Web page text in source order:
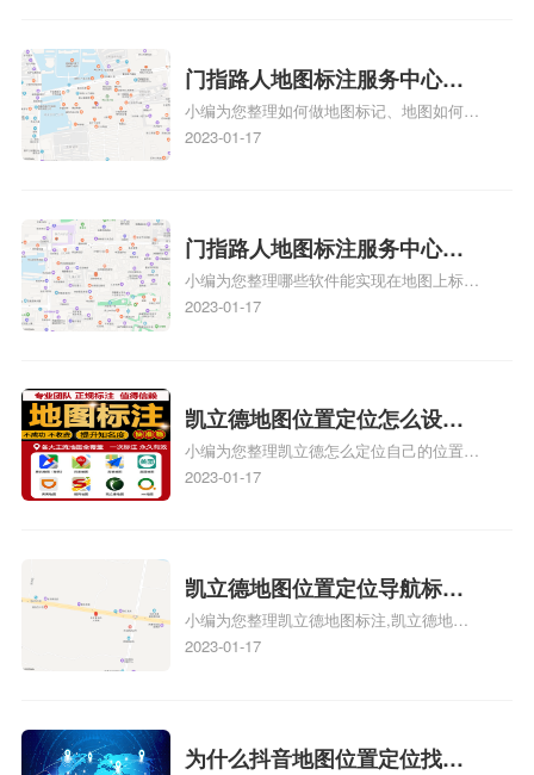
情可查看下方正文！
门指路人地图标注服务中心如
何做花小猪打车地图位置标
记？门指路人地图标注服务中
小编为您整理如何做地图标记、地图如何做
标记、so搜街景中如何做标记、360e启花贷
关地图标注知识，详情可查看下方正文！
2023-01-17
门指路人地图标注服务中心地
图位置地址标记？门指路人地
图标注服务中心苹果地图位置
小编为您整理哪些软件能实现在地图上标记
门指路人地图标注服务中心位置、门指路人
门指路人地图标注服务中心地址标注上地图
怎么弄相关地图标注知识，详情可查看下方
正文！
2023-01-17
凯立德地图位置定位怎么设置
自己的指路人地图标注服务中
心名？凯立德地图位置定位怎
小编为您整理凯立德怎么定位自己的位置
啊、手机凯立德地图定位怎么设置往上走、
地图标注服务中心铺招牌相关地图标注知
识，详情可查看下方正文！
2023-01-17
凯立德地图位置定位导航标
注？凯立德地图位置定位,导航,
标注？
小编为您整理凯立德地图标注,凯立德地图
标注怎么做啊、凯立德地图标注,凯立德地
相关地图标注知识，详情可查看下方正文！
2023-01-17
为什么抖音地图位置定位找不